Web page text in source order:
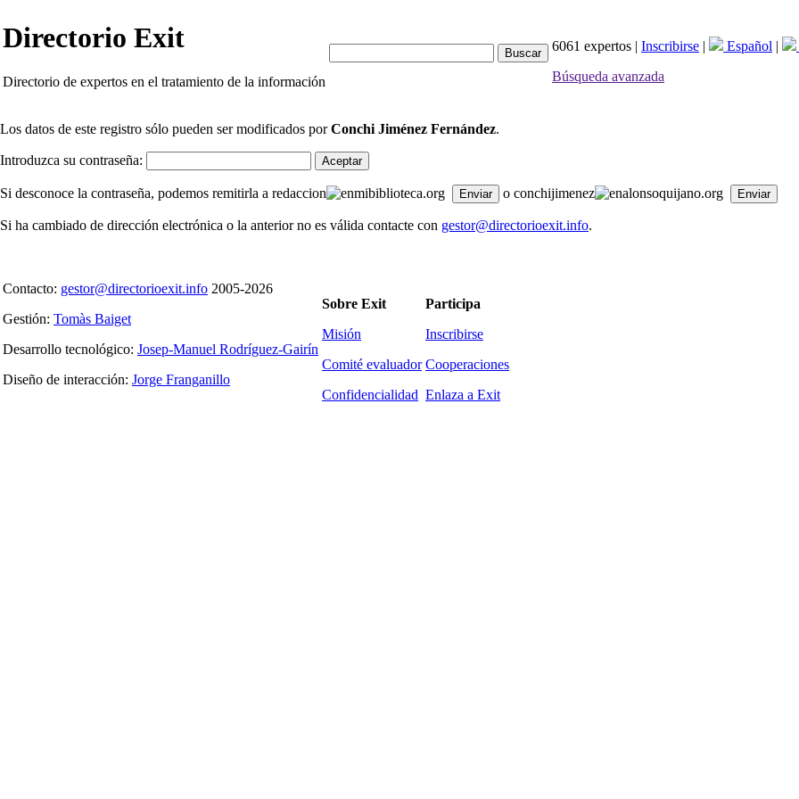
Directorio Exit
Directorio de expertos en el tratamiento de la información
6061 expertos | Inscribirse | Español |
Búsqueda avanzada
Los datos de este registro sólo pueden ser modificados porConchi Jiménez Fernández.
Introduzca su contraseña:
Si desconoce la contraseña, podemos remitirla a redaccion mibiblioteca.org o conchijimenez alonsoquijano.org
Si ha cambiado de dirección electrónica o la anterior no es válida contacte con gestor@directorioexit.info.
Contacto: gestor@directorioexit.info 2005-2026
Gestión: Tomàs Baiget
Desarrollo tecnológico: Josep-Manuel Rodríguez-Gairín
Diseño de interacción: Jorge Franganillo
Sobre Exit
Misión
Comité evaluador
Confidencialidad
Participa
Inscribirse
Cooperaciones
Enlaza a Exit